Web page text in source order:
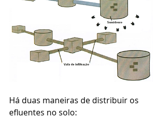
Há duas maneiras de distribuir os
efluentes no solo: